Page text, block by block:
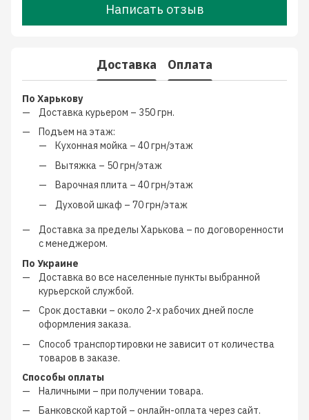
Написать отзыв
Доставка Оплата
По Харькову
Доставка курьером – 350 грн.
Подъем на этаж:
Кухонная мойка – 40 грн/этаж
Вытяжка – 50 грн/этаж
Варочная плита – 40 грн/этаж
Духовой шкаф – 70 грн/этаж
Доставка за пределы Харькова – по договоренности
с менеджером.
По Украине
Доставка во все населенные пункты выбранной
курьерской службой.
Срок доставки – около 2-х рабочих дней после
оформления заказа.
Способ транспортировки не зависит от количества
товаров в заказе.
Способы оплаты
Наличными – при получении товара.
Банковской картой – онлайн-оплата через сайт.